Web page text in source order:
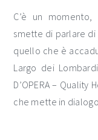
C’è un
smette di parlare di
quello che è
Largo dei
D’OPERA –
che mette in